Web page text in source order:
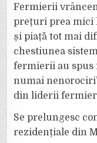
Fermierii
prețuri prea mici
și piață tot mai
chestiunea
fermierii au spus
numai
din liderii
Se prelungesc
rezidențiale din